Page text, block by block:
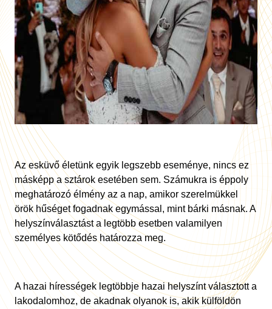
Az esküvő életünk egyik legszebb eseménye, nincs ez
másképp a sztárok esetében sem. Számukra is éppoly
meghatározó élmény az a nap, amikor szerelmükkel
örök hűséget fogadnak egymással, mint bárki másnak. A
helyszínválasztást a legtöbb esetben valamilyen
személyes kötődés határozza meg.
A hazai hírességek legtöbbje hazai helyszínt választott a
lakodalomhoz, de akadnak olyanok is, akik külföldön